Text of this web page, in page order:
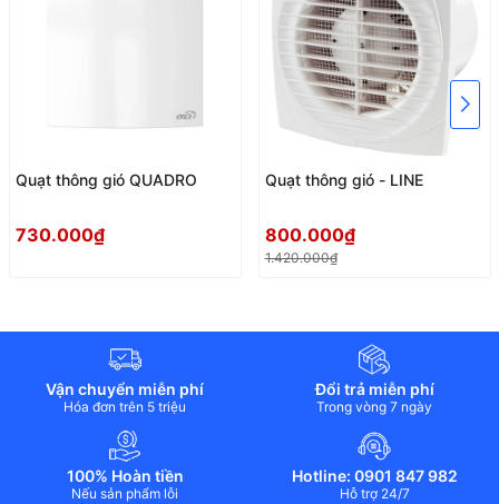
Quạt thông gió QUADRO
730.000₫
Quạt thông gió - LINE
800.000₫
1.420.000₫
Vận chuyển miễn phí
Hóa đơn trên 5 triệu
Đổi trả miễn phí
Trong vòng 7 ngày
100% Hoàn tiền
Nếu sản phẩm lỗi
Hotline: 0901 847 982
Hỗ trợ 24/7